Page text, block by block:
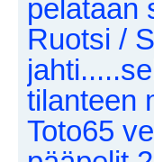
pelataan
Ruotsi /
tilanteen
Toto65